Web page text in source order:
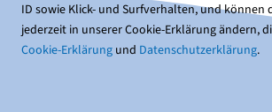
ID sowie Klick- und Surfverhalten, und
jederzeit in unserer Cookie-Erklärung ändern,
Cookie-Erklärung und Datenschutzerklärung.